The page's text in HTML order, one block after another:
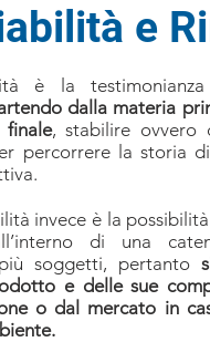
e
è la testimonianza
dalla materia
, stabilire ovvero
percorrere la storia
invece è la
di una
soggetti, pertanto
e delle sue
o dal mercato in